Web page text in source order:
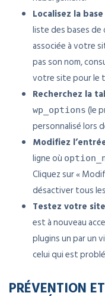
Localisez la
liste des bases
associée à votre
pas son nom,
votre site pour le
Recherchez la
wp_options (le
personnalisé lors
Modifiez
ligne où
Cliquez sur «
désactiver tous
Testez votre site
est à nouveau
plugins un par un
celui qui est
PRÉVENTION